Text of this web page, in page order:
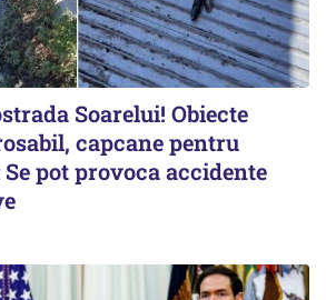
Soarelui! Obiecte
capcane pentru
pot provoca accidente